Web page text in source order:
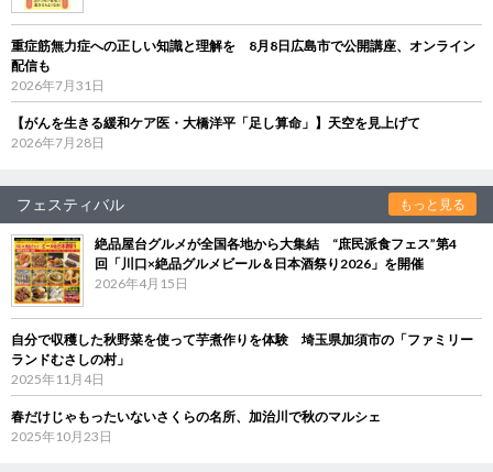
重症筋無力症への正しい知識と理解を 8月8日広島市で公開講座、オンライン
配信も
2026年7月31日
【がんを生きる緩和ケア医・大橋洋平「足し算命」】天空を見上げて
2026年7月28日
フェスティバル もっと見る
絶品屋台グルメが全国各地から大集結 “庶民派食フェス”第4
回「川口×絶品グルメビール＆日本酒祭り2026」を開催
2026年4月15日
自分で収穫した秋野菜を使って芋煮作りを体験 埼玉県加須市の「ファミリー
ランドむさしの村」
2025年11月4日
春だけじゃもったいないさくらの名所、加治川で秋のマルシェ
2025年10月23日